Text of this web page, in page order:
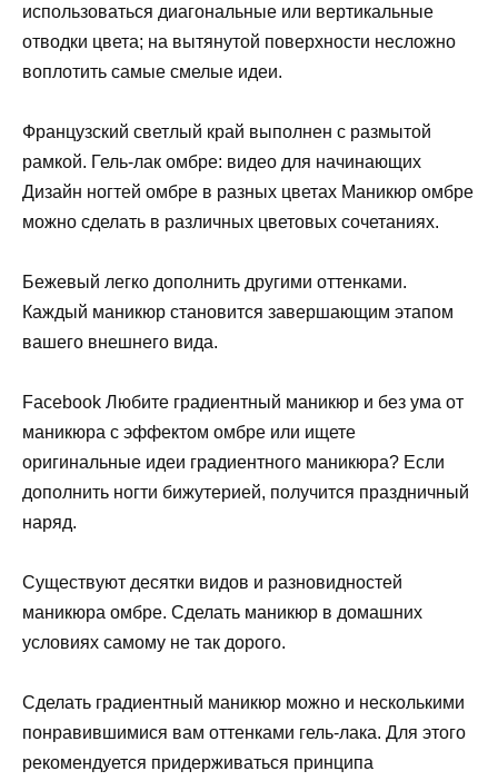
использоваться диагональные или вертикальные
отводки цвета; на вытянутой поверхности несложно
воплотить самые смелые идеи.
Французский светлый край выполнен с размытой
рамкой. Гель-лак омбре: видео для начинающих
Дизайн ногтей омбре в разных цветах Маникюр омбре
можно сделать в различных цветовых сочетаниях.
Бежевый легко дополнить другими оттенками.
Каждый маникюр становится завершающим этапом
вашего внешнего вида.
Facebook Любите градиентный маникюр и без ума от
маникюра с эффектом омбре или ищете
оригинальные идеи градиентного маникюра? Если
дополнить ногти бижутерией, получится праздничный
наряд.
Существуют десятки видов и разновидностей
маникюра омбре. Сделать маникюр в домашних
условиях самому не так дорого.
Сделать градиентный маникюр можно и несколькими
понравившимися вам оттенками гель-лака. Для этого
рекомендуется придерживаться принципа